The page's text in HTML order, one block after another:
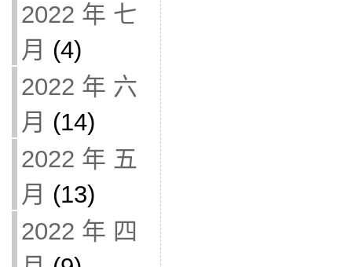
2022 年 七
月 (4)
2022 年 六
月 (14)
2022 年 五
月 (13)
2022 年 四